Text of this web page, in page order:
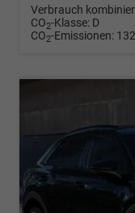
Verbrauch
CO2-Klasse: D
CO2-Emissionen: